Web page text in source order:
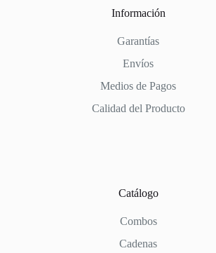
Información
Garantías
Envíos
Medios de Pagos
Calidad del Producto
Catálogo
Combos
Cadenas